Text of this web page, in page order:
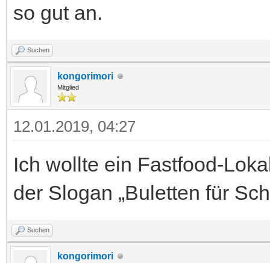
so gut an.
Suchen
kongorimori
Mitglied
12.01.2019, 04:27
Ich wollte ein Fastfood-
der Slogan „Buletten für
Suchen
kongorimori